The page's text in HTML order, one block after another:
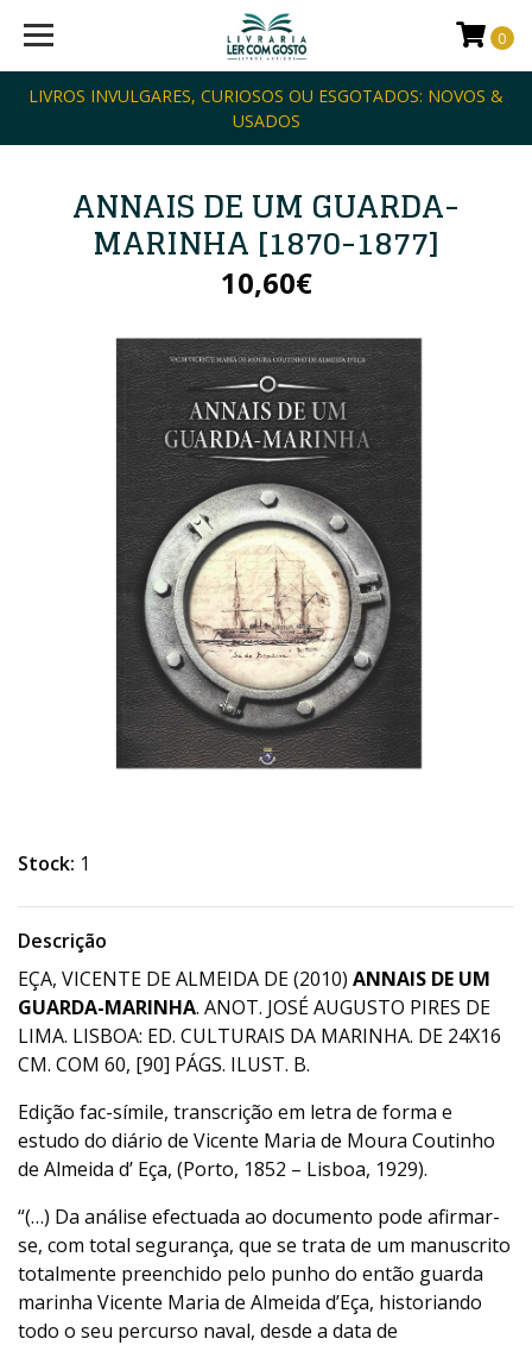
LIVROS INVULGARES, CURIOSOS OU ESGOTADOS: NOVOS &
USADOS
0
ANNAIS DE UM GUARDA-
MARINHA [1870-1877]
10,60€
Stock: 1
Descrição
EÇA, VICENTE DE ALMEIDA DE (2010) ANNAIS DE UM
GUARDA-MARINHA. ANOT. JOSÉ AUGUSTO PIRES DE
LIMA. LISBOA: ED. CULTURAIS DA MARINHA. DE 24X16
CM. COM 60, [90] PÁGS. ILUST. B.
Edição fac-símile, transcrição em letra de forma e
estudo do diário de Vicente Maria de Moura Coutinho
de Almeida d’ Eça, (Porto, 1852 – Lisboa, 1929).
“(…) Da análise efectuada ao documento pode afirmar-
se, com total segurança, que se trata de um manuscrito
totalmente preenchido pelo punho do então guarda
marinha Vicente Maria de Almeida d’Eça, historiando
todo o seu percurso naval, desde a data de